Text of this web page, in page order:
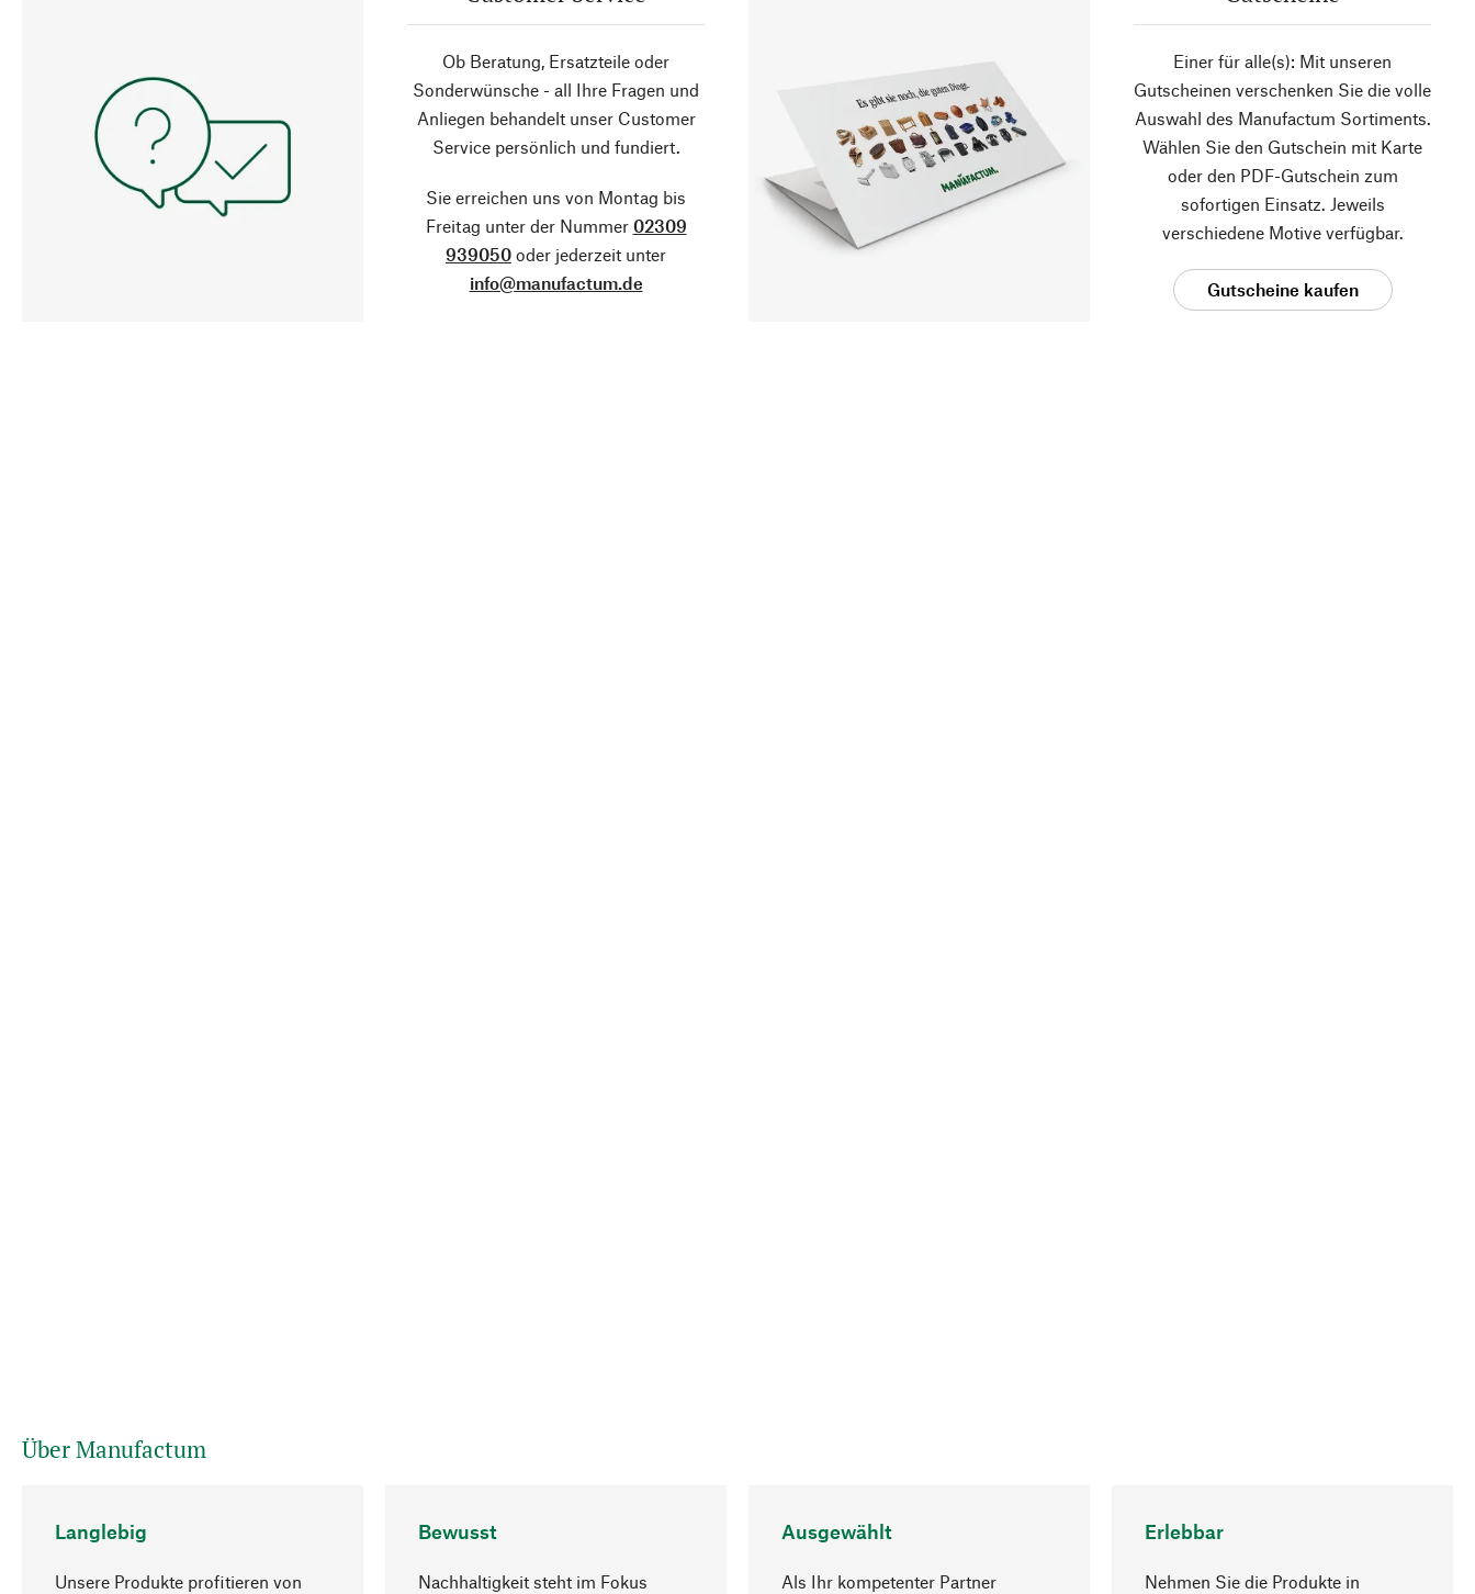
Ob Beratung, Ersatzteile oder
Sonderwünsche - all Ihre Fragen und
Anliegen behandelt unser Customer
Service persönlich und fundiert.
Sie erreichen uns von Montag bis
Freitag unter der Nummer 02309
939050 oder jederzeit unter
info@manufactum.de
Einer für alle(s): Mit unseren
Gutscheinen verschenken Sie die volle
Auswahl des Manufactum Sortiments.
Wählen Sie den Gutschein mit Karte
oder den PDF-Gutschein zum
sofortigen Einsatz. Jeweils
verschiedene Motive verfügbar.
Gutscheine kaufen
Über Manufactum
Langlebig
Unsere Produkte profitieren von
Bewusst
Nachhaltigkeit steht im Fokus
Ausgewählt
Als Ihr kompetenter Partner
Erlebbar
Nehmen Sie die Produkte in